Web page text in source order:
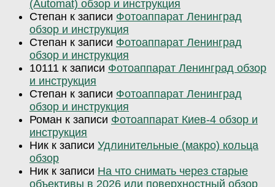
(Automat) обзор и инструкция
Степан к записи Фотоаппарат Ленинград
обзор и инструкция
Степан к записи Фотоаппарат Ленинград
обзор и инструкция
10111 к записи Фотоаппарат Ленинград обзор
и инструкция
Степан к записи Фотоаппарат Ленинград
обзор и инструкция
Роман к записи Фотоаппарат Киев-4 обзор и
инструкция
Ник к записи Удлинительные (макро) кольца
обзор
Ник к записи На что снимать через старые
объективы в 2026 или поверхностный обзор